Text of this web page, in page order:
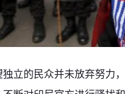
立的民众并未放弃努力